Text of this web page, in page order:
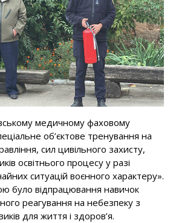
медичному фаховому
об’єктове тренування на
сил цивільного захисту,
освітнього процесу у разі
ситуацій воєнного характеру».
було відпрацювання навичок
реагування на небезпеку з
для життя і здоров’я.